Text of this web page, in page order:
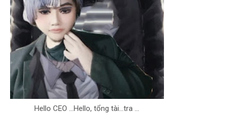
Hello CEO ...Hello, tổng tài...tra ...